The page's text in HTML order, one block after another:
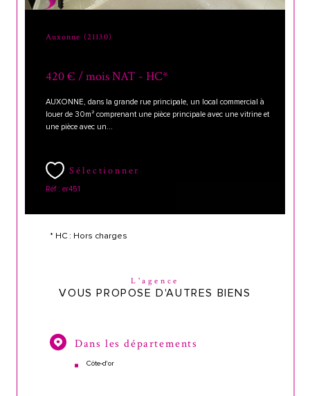
Auxonne (21130)
420 € / moisNAT - HC*
AUXONNE, dans la grande rue principale, un local commercial à
louer de 30m² comprenant une pièce principale avec une vitrine et
une pièce avec un...
Sélectionner
Réf : er451
* HC : Hors charges
L'agence
VOUS PROPOSE D'AUTRES BIENS
Dans les départements
Côte-d'or